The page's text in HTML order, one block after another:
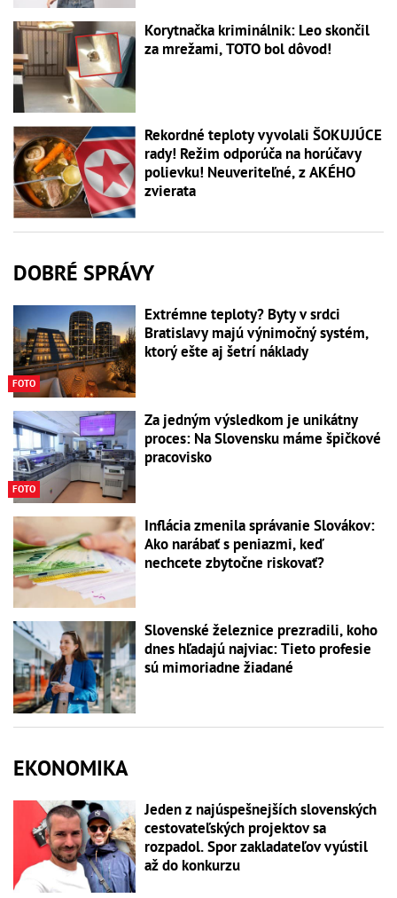
Korytnačka kriminálnik: Leo skončil
za mrežami, TOTO bol dôvod!
Rekordné teploty vyvolali ŠOKUJÚCE
rady! Režim odporúča na horúčavy
polievku! Neuveriteľné, z AKÉHO
zvierata
DOBRÉ SPRÁVY
FOTO
Extrémne teploty? Byty v srdci
Bratislavy majú výnimočný systém,
ktorý ešte aj šetrí náklady
FOTO
Za jedným výsledkom je unikátny
proces: Na Slovensku máme špičkové
pracovisko
Inflácia zmenila správanie Slovákov:
Ako narábať s peniazmi, keď
nechcete zbytočne riskovať?
Slovenské železnice prezradili, koho
dnes hľadajú najviac: Tieto profesie
sú mimoriadne žiadané
EKONOMIKA
Jeden z najúspešnejších slovenských
cestovateľských projektov sa
rozpadol. Spor zakladateľov vyústil
až do konkurzu